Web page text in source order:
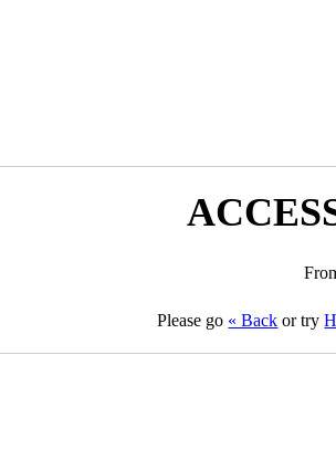
Please go « Back or try